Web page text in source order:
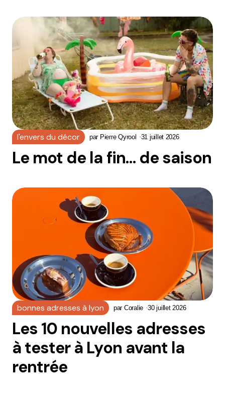
l'envers du décor par Pierre Qyrool 31 juillet 2026
Le mot de la fin… de saison
bonnes adresses à lyon par Coralie 30 juillet 2026
Les 10 nouvelles adresses
à tester à Lyon avant la
rentrée